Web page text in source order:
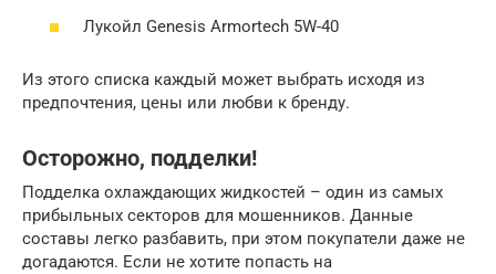
Лукойл Genesis Armortech 5W-40
Из этого списка каждый может выбрать исходя из
предпочтения, цены или любви к бренду.
Осторожно, подделки!
Подделка охлаждающих жидкостей – один из самых
прибыльных секторов для мошенников. Данные
составы легко разбавить, при этом покупатели даже не
догадаются. Если не хотите попасть на